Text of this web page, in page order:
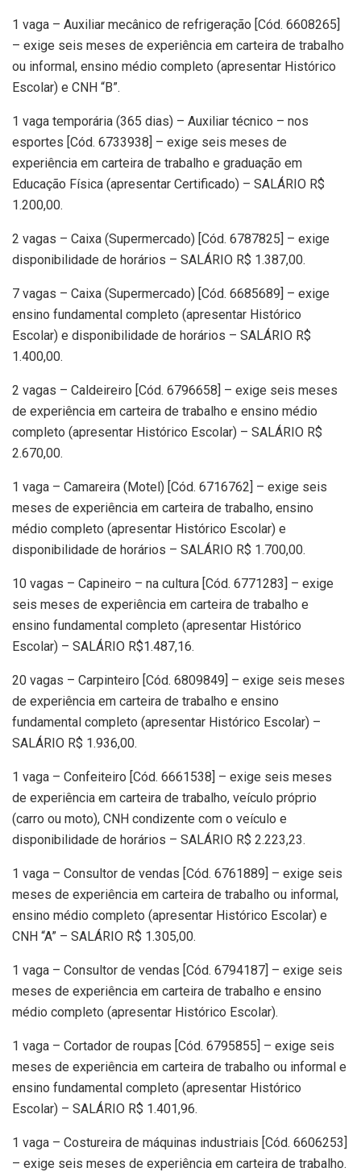
1 vaga – Auxiliar mecânico de refrigeração [Cód. 6608265]
– exige seis meses de experiência em carteira de trabalho
ou informal, ensino médio completo (apresentar Histórico
Escolar) e CNH “B”.
1 vaga temporária (365 dias) – Auxiliar técnico – nos
esportes [Cód. 6733938] – exige seis meses de
experiência em carteira de trabalho e graduação em
Educação Física (apresentar Certificado) – SALÁRIO R$
1.200,00.
2 vagas – Caixa (Supermercado) [Cód. 6787825] – exige
disponibilidade de horários – SALÁRIO R$ 1.387,00.
7 vagas – Caixa (Supermercado) [Cód. 6685689] – exige
ensino fundamental completo (apresentar Histórico
Escolar) e disponibilidade de horários – SALÁRIO R$
1.400,00.
2 vagas – Caldeireiro [Cód. 6796658] – exige seis meses
de experiência em carteira de trabalho e ensino médio
completo (apresentar Histórico Escolar) – SALÁRIO R$
2.670,00.
1 vaga – Camareira (Motel) [Cód. 6716762] – exige seis
meses de experiência em carteira de trabalho, ensino
médio completo (apresentar Histórico Escolar) e
disponibilidade de horários – SALÁRIO R$ 1.700,00.
10 vagas – Capineiro – na cultura [Cód. 6771283] – exige
seis meses de experiência em carteira de trabalho e
ensino fundamental completo (apresentar Histórico
Escolar) – SALÁRIO R$1.487,16.
20 vagas – Carpinteiro [Cód. 6809849] – exige seis meses
de experiência em carteira de trabalho e ensino
fundamental completo (apresentar Histórico Escolar) –
SALÁRIO R$ 1.936,00.
1 vaga – Confeiteiro [Cód. 6661538] – exige seis meses
de experiência em carteira de trabalho, veículo próprio
(carro ou moto), CNH condizente com o veículo e
disponibilidade de horários – SALÁRIO R$ 2.223,23.
1 vaga – Consultor de vendas [Cód. 6761889] – exige seis
meses de experiência em carteira de trabalho ou informal,
ensino médio completo (apresentar Histórico Escolar) e
CNH “A” – SALÁRIO R$ 1.305,00.
1 vaga – Consultor de vendas [Cód. 6794187] – exige seis
meses de experiência em carteira de trabalho e ensino
médio completo (apresentar Histórico Escolar).
1 vaga – Cortador de roupas [Cód. 6795855] – exige seis
meses de experiência em carteira de trabalho ou informal e
ensino fundamental completo (apresentar Histórico
Escolar) – SALÁRIO R$ 1.401,96.
1 vaga – Costureira de máquinas industriais [Cód. 6606253]
– exige seis meses de experiência em carteira de trabalho.